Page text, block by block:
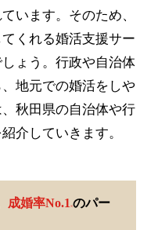
います。そのため、
くれる婚活支援サー
ょう。行政や自治体
地元での婚活をしや
秋田県の自治体や行
介していきます。
成婚率No.1 ※のパー